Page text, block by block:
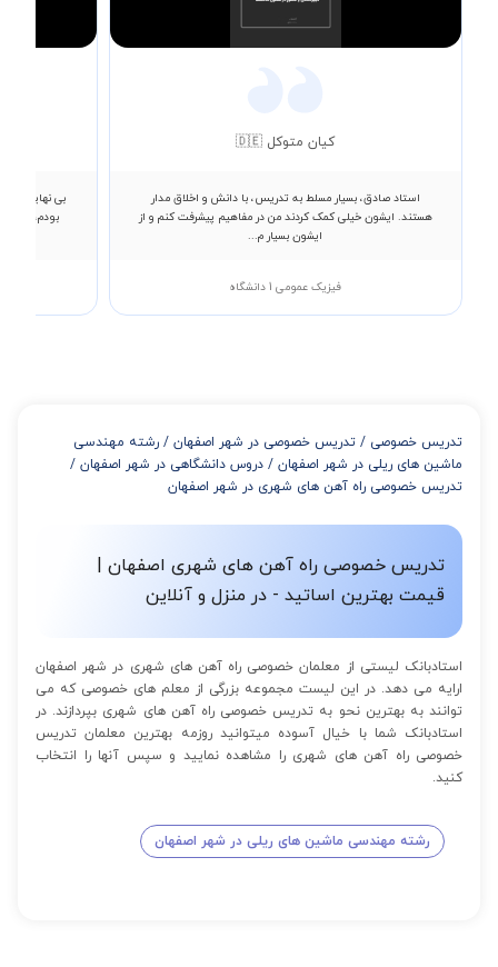
Video
کیان متوکل 🇩🇪
استاد صادق، بسیار مسلط به تدریس، با دانش و اخلاق مدار
هستند. ایشون خیلی کمک کردند من در مفاهیم پیشرفت کنم و از
ایشون بسیار م...
فیزیک عمومی 1 دانشگاه
بودم،
تدریس خصوصی / تدریس خصوصی در شهر اصفهان / رشته مهندسی
ماشین های ریلی در شهر اصفهان / دروس دانشگاهی در شهر اصفهان /
تدریس خصوصی راه آهن های شهری در شهر اصفهان
تدریس خصوصی راه آهن های شهری اصفهان |
قیمت بهترین اساتید - در منزل و آنلاین
استادبانک لیستی از معلمان خصوصی راه آهن های شهری در شهر اصفهان
ارایه می دهد. در این لیست مجموعه بزرگی از معلم های خصوصی که می
توانند به بهترین نحو به تدریس خصوصی راه آهن های شهری بپردازند. در
استادبانک شما با خیال آسوده میتوانید روزمه بهترین معلمان تدریس
خصوصی راه آهن های شهری را مشاهده نمایید و سپس آنها را انتخاب
کنید.
رشته مهندسی ماشین های ریلی در شهر اصفهان